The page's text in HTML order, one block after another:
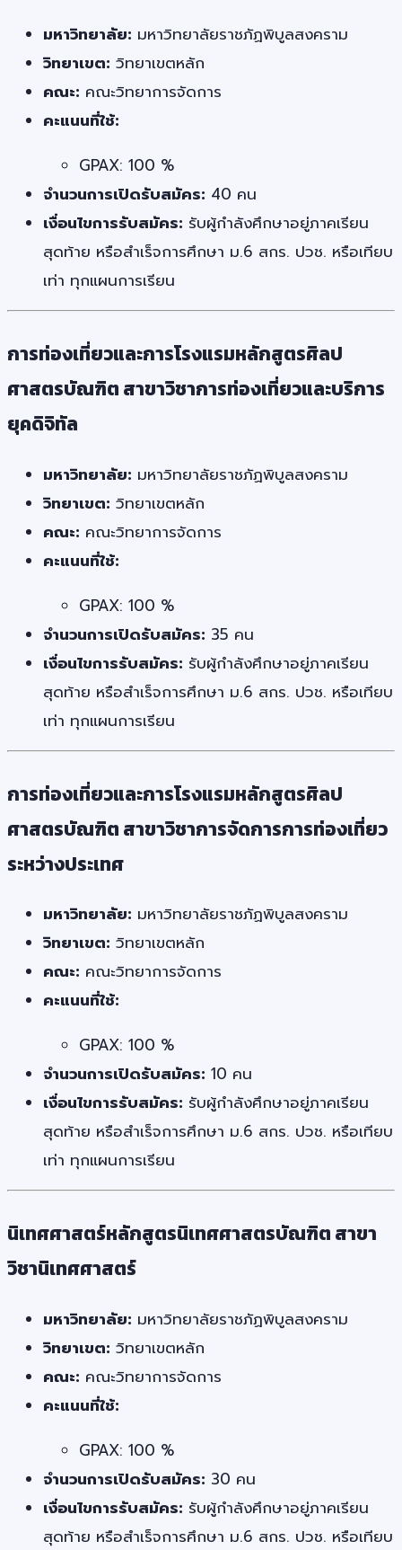
มหาวิทยาลัย: มหาวิทยาลัยราชภัฏพิบูลสงคราม
วิทยาเขต: วิทยาเขตหลัก
คณะ: คณะวิทยาการจัดการ
คะแนนที่ใช้:
GPAX: 100 %
จำนวนการเปิดรับสมัคร: 40 คน
เงื่อนไขการรับสมัคร: รับผู้กำลังศึกษาอยู่ภาคเรียน
สุดท้าย หรือสำเร็จการศึกษา ม.6 สกร. ปวช. หรือเทียบ
เท่า ทุกแผนการเรียน
การท่องเที่ยวและการโรงแรมหลักสูตรศิลป
ศาสตรบัณฑิต สาขาวิชาการท่องเที่ยวและบริการ
ยุคดิจิทัล
มหาวิทยาลัย: มหาวิทยาลัยราชภัฏพิบูลสงคราม
วิทยาเขต: วิทยาเขตหลัก
คณะ: คณะวิทยาการจัดการ
คะแนนที่ใช้:
GPAX: 100 %
จำนวนการเปิดรับสมัคร: 35 คน
เงื่อนไขการรับสมัคร: รับผู้กำลังศึกษาอยู่ภาคเรียน
สุดท้าย หรือสำเร็จการศึกษา ม.6 สกร. ปวช. หรือเทียบ
เท่า ทุกแผนการเรียน
การท่องเที่ยวและการโรงแรมหลักสูตรศิลป
ศาสตรบัณฑิต สาขาวิชาการจัดการการท่องเที่ยว
ระหว่างประเทศ
มหาวิทยาลัย: มหาวิทยาลัยราชภัฏพิบูลสงคราม
วิทยาเขต: วิทยาเขตหลัก
คณะ: คณะวิทยาการจัดการ
คะแนนที่ใช้:
GPAX: 100 %
จำนวนการเปิดรับสมัคร: 10 คน
เงื่อนไขการรับสมัคร: รับผู้กำลังศึกษาอยู่ภาคเรียน
สุดท้าย หรือสำเร็จการศึกษา ม.6 สกร. ปวช. หรือเทียบ
เท่า ทุกแผนการเรียน
นิเทศศาสตร์หลักสูตรนิเทศศาสตรบัณฑิต สาขา
วิชานิเทศศาสตร์
มหาวิทยาลัย: มหาวิทยาลัยราชภัฏพิบูลสงคราม
วิทยาเขต: วิทยาเขตหลัก
คณะ: คณะวิทยาการจัดการ
คะแนนที่ใช้:
GPAX: 100 %
จำนวนการเปิดรับสมัคร: 30 คน
เงื่อนไขการรับสมัคร: รับผู้กำลังศึกษาอยู่ภาคเรียน
สุดท้าย หรือสำเร็จการศึกษา ม.6 สกร. ปวช. หรือเทียบ